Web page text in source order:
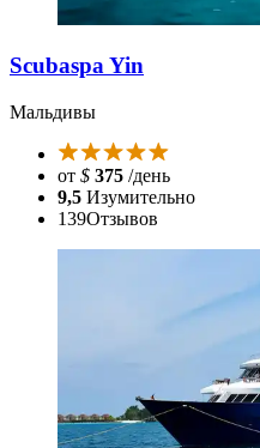
Scubaspa Yin
Мальдивы
от $ 375 /день
9,5 Изумительно
139Отзывов